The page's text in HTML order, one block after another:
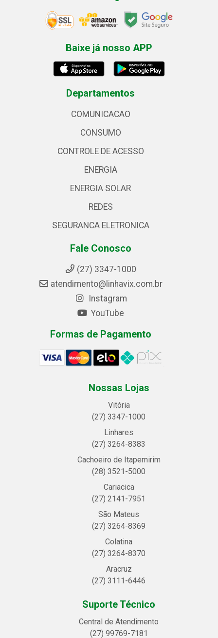
Baixe já nosso APP
Departamentos
COMUNICACAO
CONSUMO
CONTROLE DE ACESSO
ENERGIA
ENERGIA SOLAR
REDES
SEGURANCA ELETRONICA
Fale Conosco
(27) 3347-1000
atendimento@linhavix.com.br
Instagram
YouTube
Formas de Pagamento
Nossas Lojas
Vitória
(27) 3347-1000
Linhares
(27) 3264-8383
Cachoeiro de Itapemirim
(28) 3521-5000
Cariacica
(27) 2141-7951
São Mateus
(27) 3264-8369
Colatina
(27) 3264-8370
Aracruz
(27) 3111-6446
Suporte Técnico
Central de Atendimento
(27) 99769-7181